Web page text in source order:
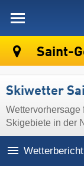
Saint-
Skiwetter
Wettervorhersage
Skigebiete in der
Wetterbericht